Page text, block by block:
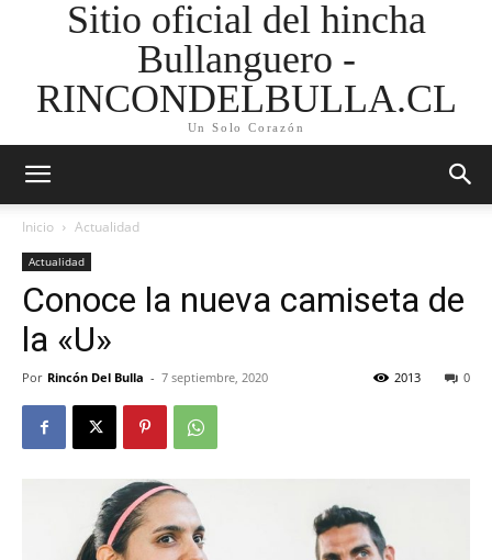
Sitio oficial del hincha
Bullanguero -
RINCONDELBULLA.CL
Un Solo Corazón
Inicio Actualidad
Actualidad
Conoce la nueva camiseta de
la «U»
Por Rincón Del Bulla - 7 septiembre, 2020 0
2013